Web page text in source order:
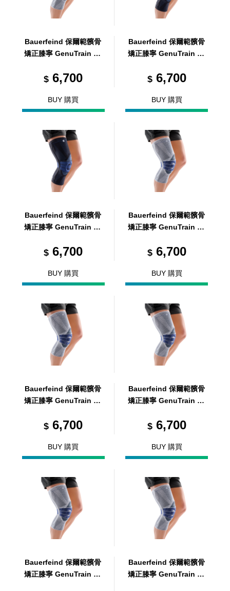
Bauerfeind 保爾範髕骨
矯正膝寧 GenuTrain P3
$6,700
BUY 購買
Bauerfeind 保爾範髕骨
矯正膝寧 GenuTrain P3
$6,700
BUY 購買
Bauerfeind 保爾範髕骨
矯正膝寧 GenuTrain P3
$6,700
BUY 購買
Bauerfeind 保爾範髕骨
矯正膝寧 GenuTrain P3
$6,700
BUY 購買
Bauerfeind 保爾範髕骨
矯正膝寧 GenuTrain P3
$6,700
BUY 購買
Bauerfeind 保爾範髕骨
矯正膝寧 GenuTrain P3
$6,700
BUY 購買
Bauerfeind 保爾範髕骨
矯正膝寧 GenuTrain P3
Bauerfeind 保爾範髕骨
矯正膝寧 GenuTrain P3